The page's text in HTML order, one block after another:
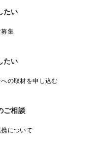
たい
集
たい
の取材を申し込む
ご相談
について